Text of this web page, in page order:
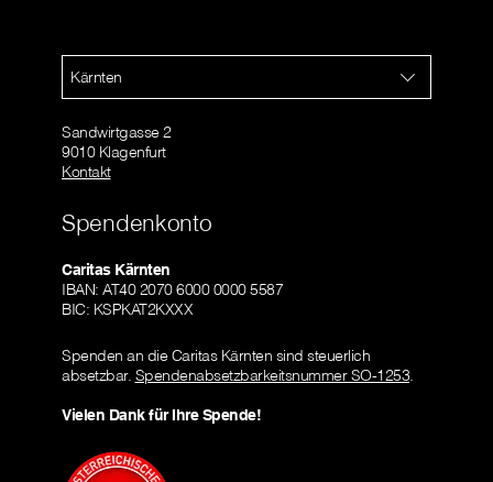
Kärnten
Sandwirtgasse 2
9010 Klagenfurt
Kontakt
Spendenkonto
Caritas Kärnten
IBAN: AT40 2070 6000 0000 5587
BIC: KSPKAT2KXXX
Spenden an die Caritas Kärnten sind steuerlich
absetzbar. Spendenabsetzbarkeitsnummer SO-1253.
Vielen Dank für Ihre Spende!